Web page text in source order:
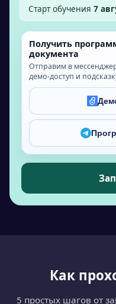
Старт обучения 7
Получить
документа
Отправим в
демо-доступ и
Как
5 простых шагов от